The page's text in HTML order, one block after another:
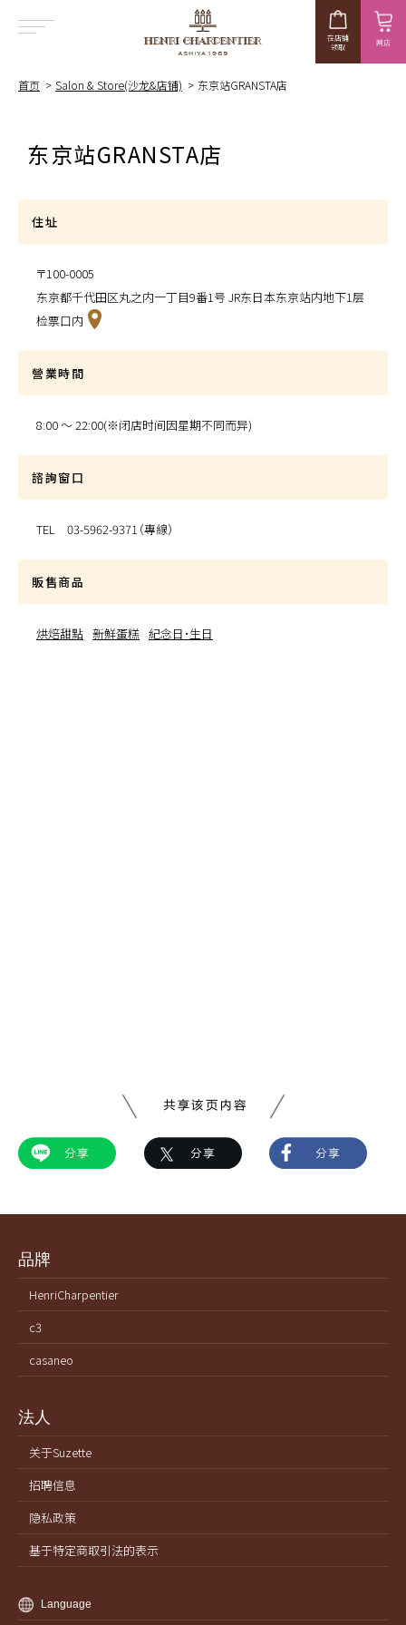
在店铺
领取
网店
首页 Salon & Store(沙龙&店铺) 东京站GRANSTA店
东京站GRANSTA店
住址
〒100-0005
东京都千代田区丸之内一丁目9番1号 JR东日本东京站内地下1层
检票口内
營業時間
8:00 〜 22:00(※闭店时间因星期不同而异)
諮詢窗口
TEL 03-5962-9371（專線）
販售商品
烘焙甜點 新鮮蛋糕 紀念日・生日
品牌
HenriCharpentier
c3
casaneo
法人
关于Suzette
招聘信息
隐私政策
基于特定商取引法的表示
Language